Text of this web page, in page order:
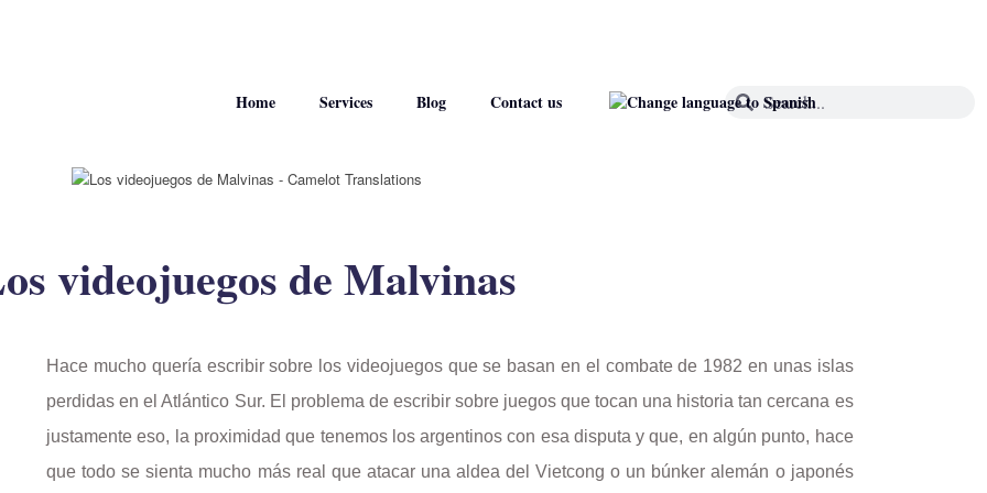
Home Services Blog Contact us
videojuegos de Malvinas
Hace mucho quería escribir sobre los videojuegos que se basan en el combate de 1982 en unas islas
perdidas en el Atlántico Sur. El problema de escribir sobre juegos que tocan una historia tan cercana es
justamente eso, la proximidad que tenemos los argentinos con esa disputa y que, en algún punto, hace
que todo se sienta mucho más real que atacar una aldea del Vietcong o un búnker alemán o japonés